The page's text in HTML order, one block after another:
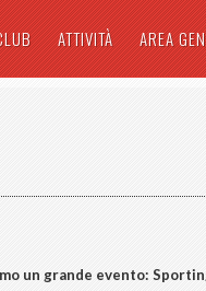
ATTIVITÀ AREA
un grande evento: